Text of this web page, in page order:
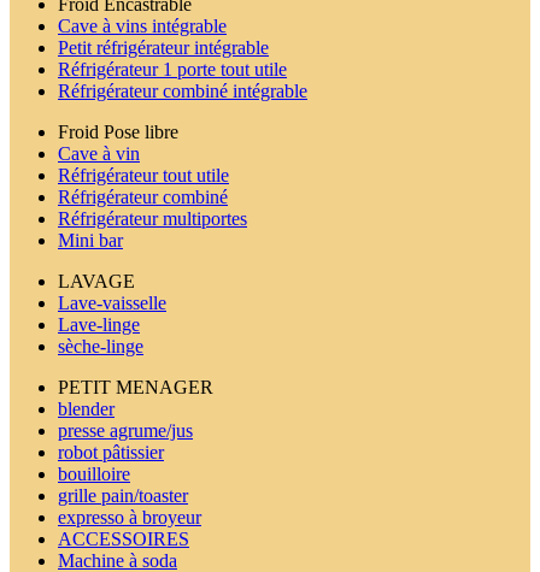
Froid Encastrable
Cave à vins intégrable
Petit réfrigérateur intégrable
Réfrigérateur 1 porte tout utile
Réfrigérateur combiné intégrable
Froid Pose libre
Cave à vin
Réfrigérateur tout utile
Réfrigérateur combiné
Réfrigérateur multiportes
Mini bar
LAVAGE
Lave-vaisselle
Lave-linge
sèche-linge
PETIT MENAGER
blender
presse agrume/jus
robot pâtissier
bouilloire
grille pain/toaster
expresso à broyeur
ACCESSOIRES
Machine à soda